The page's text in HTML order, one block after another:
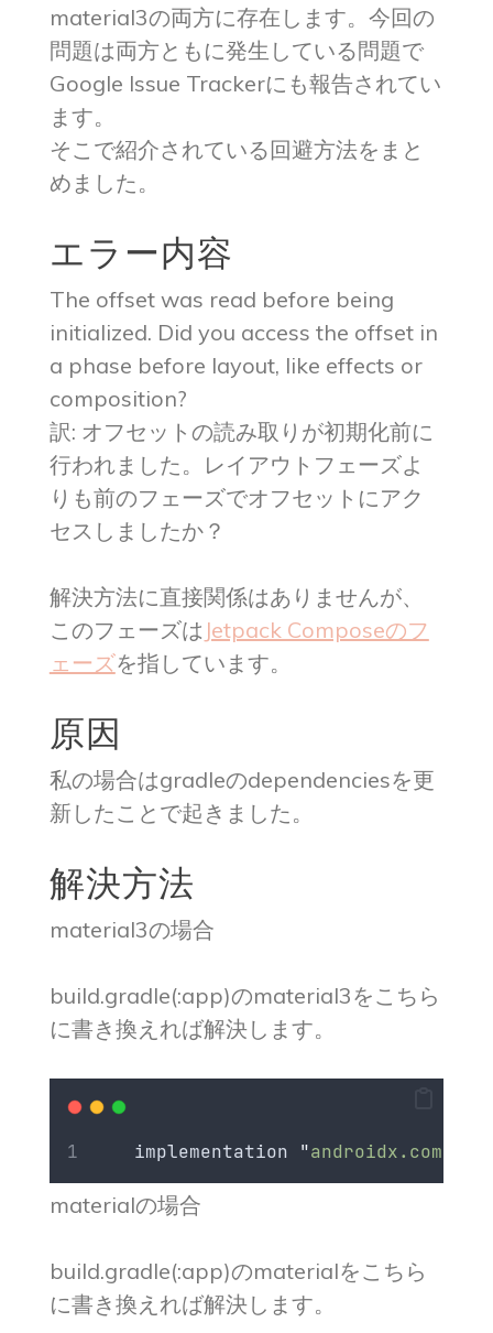
material3の両方に存在します。今回の
問題は両方ともに発生している問題で
Google Issue Trackerにも報告されてい
ます。
そこで紹介されている回避方法をまと
めました。
エラー内容
The offset was read before being
initialized. Did you access the offset in
a phase before layout, like effects or
composition?
訳: オフセットの読み取りが初期化前に
行われました。レイアウトフェーズよ
りも前のフェーズでオフセットにアク
セスしましたか？
解決方法に直接関係はありませんが、
このフェーズは Jetpack Composeのフ
ェーズを指しています。
原因
私の場合はgradleのdependenciesを更
新したことで起きました。
解決方法
material3の場合
build.gradle(:app)のmaterial3をこちら
に書き換えれば解決します。
    implementation
"
materialの場合
build.gradle(:app)のmaterialをこちら
に書き換えれば解決します。